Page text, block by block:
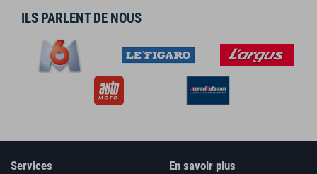
ILS PARLENT DE NOUS
Services En savoir plus